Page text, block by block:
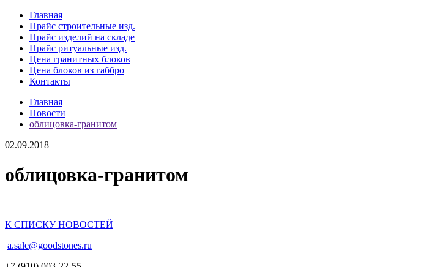
Главная
Прайс строительные изд.
Прайс изделий на складе
Прайс ритуальные изд.
Цена гранитных блоков
Цена блоков из габбро
Контакты
Главная
Новости
облицовка-гранитом
02.09.2018
облицовка-гранитом
К СПИСКУ НОВОСТЕЙ
a.sale@goodstones.ru